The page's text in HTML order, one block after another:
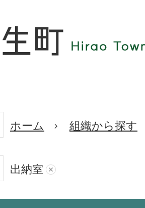
ホーム 組織から探す
出納室